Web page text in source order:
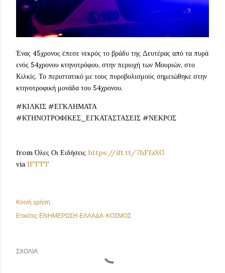
Ένας 45χρονος έπεσε νεκρός το βράδυ της Δευτέρας από τα πυρά
ενός 54χρονου κτηνοτρόφου, στην περιοχή των Μουριών, στο
Κιλκίς. Το περιστατικό με τους πυροβολισμούς σημειώθηκε στην
κτηνοτροφική μονάδα του 54χρονου.
#ΚΙΛΚΙΣ #ΕΓΚΛΗΜΑΤΑ
#ΚΤΗΝΟΤΡΟΦΙΚΕΣ_ΕΓΚΑΤΑΣΤΑΣΕΙΣ #ΝΕΚΡΟΣ
from Όλες Οι Ειδήσεις https://ift.tt/7hFfaXG
via IFTTT
Κοινή χρήση
Ετικέτες ΕΝΗΜΕΡΩΣΗ ΕΛΛΑΔΑ-ΚΟΣΜΟΣ
ΣΧΌΛΙΑ